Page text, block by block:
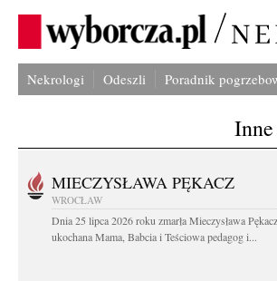
Nekrologi Odeszli Poradnik
MIECZYSŁAWA PĘKACZ
WROCŁAW
Dnia 25 lipca 2026 roku zmarła Mieczysława Pękacz
ukochana Mama, Babcia i Teściowa pedagog i...